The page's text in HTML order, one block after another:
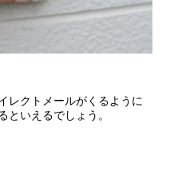
レクトメールがくるように
といえるでしょう。